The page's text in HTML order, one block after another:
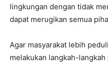
lingkungan dengan tidak
dapat merugikan semua
Agar masyarakat lebih
melakukan langkah-